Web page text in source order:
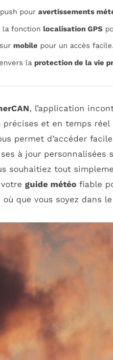
pour avertissements
la fonction localisation GPS
mobile pour un accès facile.
la protection de la vie
, l’application
précises et en temps réel
permet d’accéder
à jour personnalisées
souhaitiez tout
guide météo fiable
que vous soyez dans